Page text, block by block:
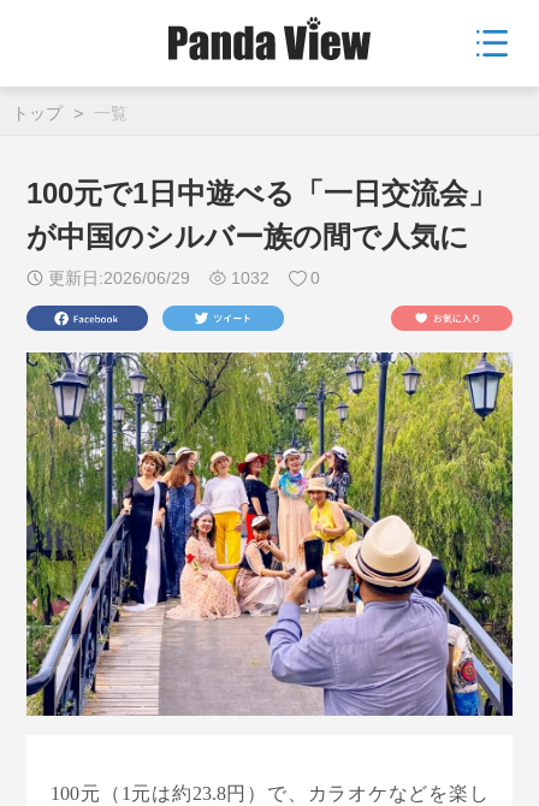
トップ > 一覧
100元で1日中遊べる「一日交流会」
が中国のシルバー族の間で人気に
更新日:2026/06/29 1032 0
100元（1元は約23.8円）で、カラオケなどを楽し